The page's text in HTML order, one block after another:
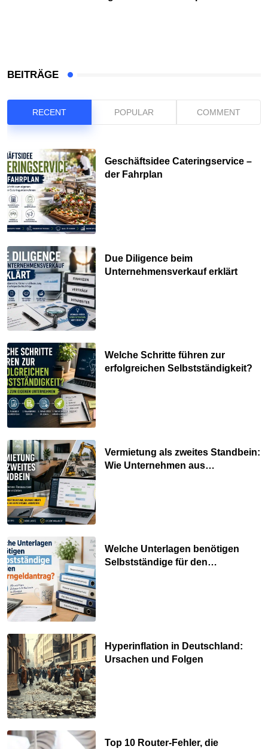
BEITRÄGE
RECENT POPULAR COMMENT
Geschäftsidee Cateringservice –
der Fahrplan
Due Diligence beim
Unternehmensverkauf erklärt
Welche Schritte führen zur
erfolgreichen Selbstständigkeit?
Vermietung als zweites Standbein:
Wie Unternehmen aus
Welche Unterlagen benötigen
Selbstständige für den
Hyperinflation in Deutschland:
Ursachen und Folgen
Top 10 Router-Fehler, die